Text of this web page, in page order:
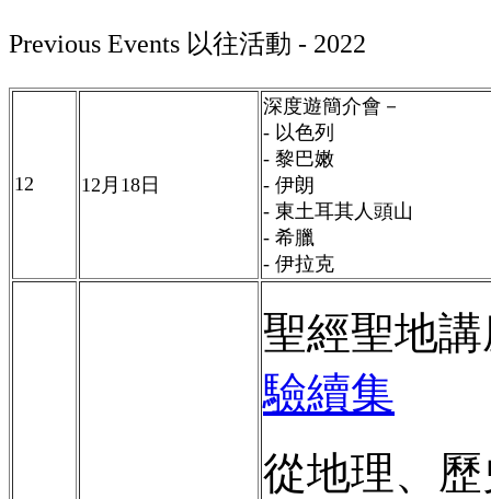
Previous Events 以往活動 - 2022
12 12 月 18 日
深度遊簡介會－
- 以色列
- 黎巴嫩
- 伊朗
- 東土耳其人頭山
- 希臘
- 伊拉克
聖經聖地
驗續集
從地理、